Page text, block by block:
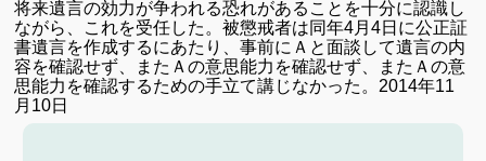
将来遺言の効力が争われる恐れがあることを十分に認識し
ながら、これを受任した。被懲戒者は同年4月4日に公正証
書遺言を作成するにあたり、事前にＡと面談して遺言の内
容を確認せず、またＡの意思能力を確認せず、またＡの意
思能力を確認するための手立て講じなかった。2014年11
月10日